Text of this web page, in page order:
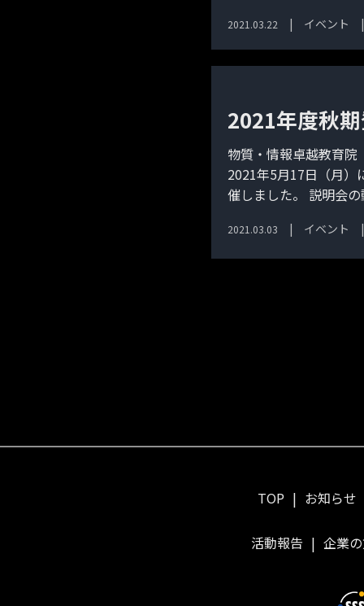
2021.03.22 イベント
2021年度秋
物質・情報卓越教育院
2021年5月17日（月）
催しました。 説明会
2021.03.03 イベント
TOP お知らせ
活動報告 企業